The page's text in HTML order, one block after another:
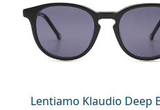
Lentiamo Klaudio Deep